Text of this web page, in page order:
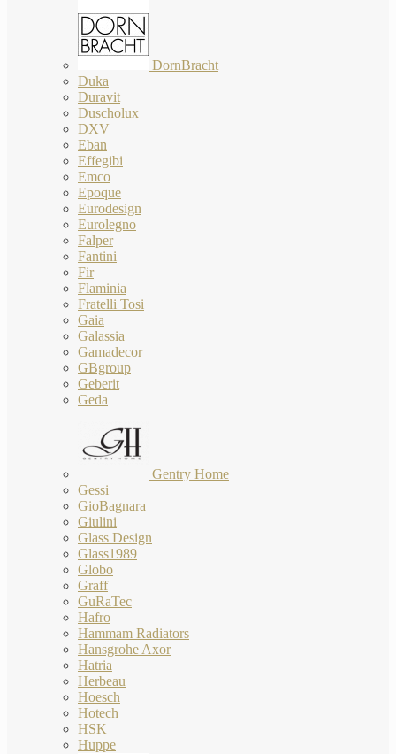
DornBracht
Duka
Duravit
Duscholux
DXV
Eban
Effegibi
Emco
Epoque
Eurodesign
Eurolegno
Falper
Fantini
Fir
Flaminia
Fratelli Tosi
Gaia
Galassia
Gamadecor
GBgroup
Geberit
Geda
Gentry Home
Gessi
GioBagnara
Giulini
Glass Design
Glass1989
Globo
Graff
GuRaTec
Hafro
Hammam Radiators
Hansgrohe Axor
Hatria
Herbeau
Hoesch
Hotech
HSK
Huppe